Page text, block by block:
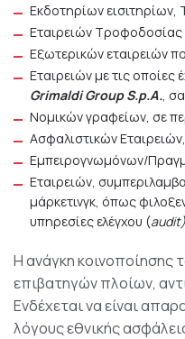
Εκδοτηρίων
Εταιρειών Τροφοδοσίας
Εξωτερικών εταιρειών
Εταιρειών με τις
Grimaldi Group S.p.A.,
Νομικών γραφείων, σε
Ασφαλιστικών
Εμπειρογνωμόνων/
Εταιρειών,
μάρκετινγκ, όπως
υπηρεσίες ελέγχου (audit)
Η ανάγκη
επιβατηγών πλοίων,
Ενδέχεται να είναι
λόγους εθνικής